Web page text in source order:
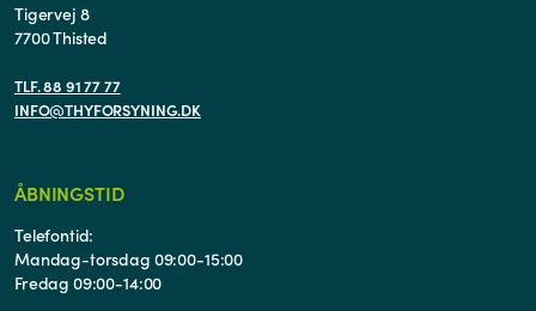
Tigervej 8
7700 Thisted
TLF. 88 91 77 77
INFO@THYFORSYNING.DK
ÅBNINGSTID
Telefontid:
Mandag-torsdag 09:00-15:00
Fredag 09:00-14:00